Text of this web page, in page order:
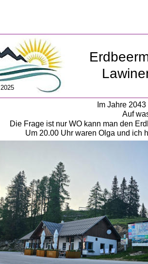
Im Jahre
Auf
Die Frage ist nur WO kann man den
Um 20.00 Uhr waren Olga und ich
2025